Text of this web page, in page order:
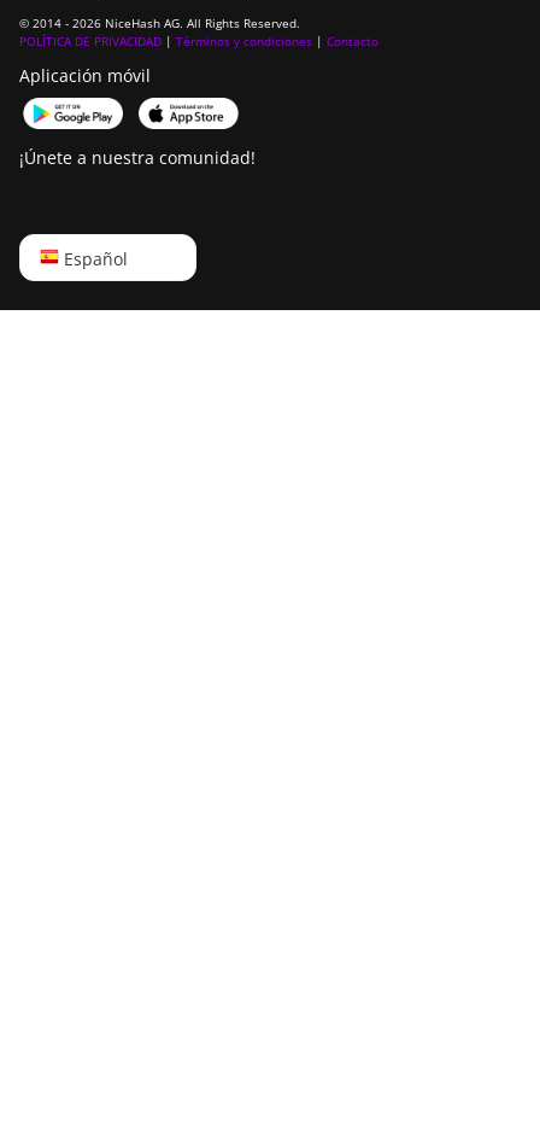
© 2014 - 2026 NiceHash AG. All Rights Reserved.
POLÍTICA DE PRIVACIDAD | Términos y condiciones | Contacto
Aplicación móvil
¡Únete a nuestra comunidad!
Español
English